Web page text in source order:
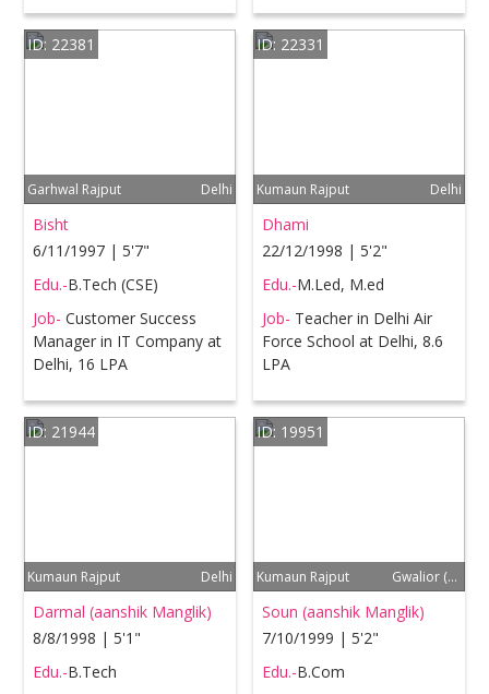
ID: 22381
Garhwal Rajput Delhi
Bisht
6/11/1997 | 5'7"
Edu.-B.Tech (CSE)
Job- Customer Success
Manager in IT Company at
Delhi, 16 LPA
ID: 22331
Kumaun Rajput Delhi
Dhami
22/12/1998 | 5'2"
Edu.-M.Led, M.ed
Job- Teacher in Delhi Air
Force School at Delhi, 8.6
LPA
ID: 21944
Kumaun Rajput Delhi
Darmal (aanshik Manglik)
8/8/1998 | 5'1"
Edu.-B.Tech
ID: 19951
Kumaun Rajput Gwalior (MP)
Soun (aanshik Manglik)
7/10/1999 | 5'2"
Edu.-B.Com